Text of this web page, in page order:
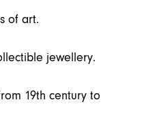
of art.
jewellery.
19th century to